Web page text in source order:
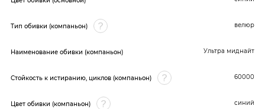
Тип обивки (компаньон) велюр
Наименование обивки (компаньон) Ультра миднайт
Стойкость к истиранию, циклов (компаньон) 60000
Цвет обивки (компаньон) синий